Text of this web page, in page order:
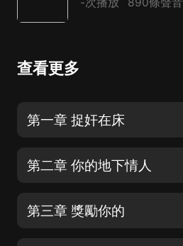
-次播放 890條聲音
查看更多
第一章 捉奸在床
第二章 你的地下情人
第三章 獎勵你的